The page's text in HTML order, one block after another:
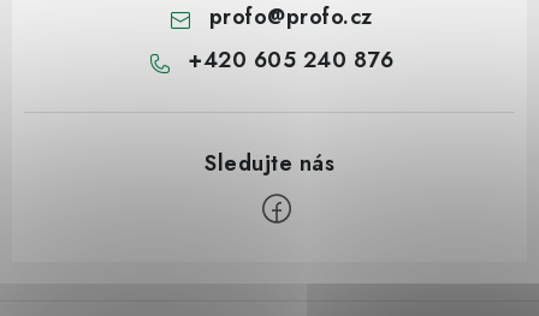
profo@profo.cz
+420 605 240 876